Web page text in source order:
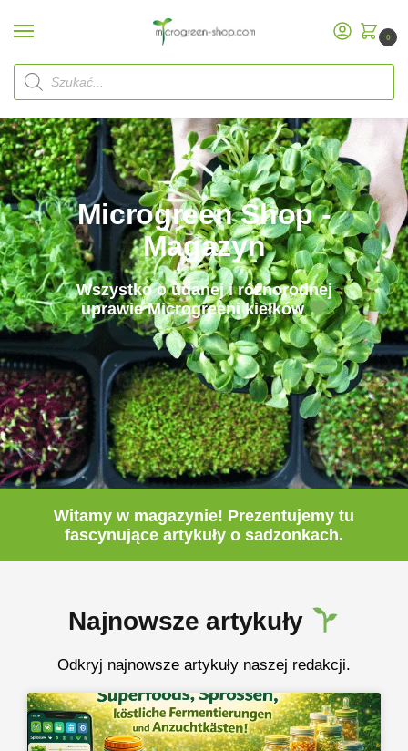
0
Microgreen Shop -
Magazyn
Wszystko o udanej i różnorodnej
uprawie Microgreeni kiełków
Witamy w magazynie! Prezentujemy tu
fascynujące artykuły o sadzonkach.
Najnowsze artykuły
Odkryj najnowsze artykuły naszej redakcji.